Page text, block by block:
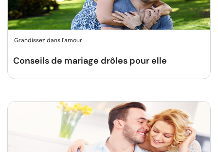
Grandissez dans l'amour
Conseils de mariage drôles pour elle